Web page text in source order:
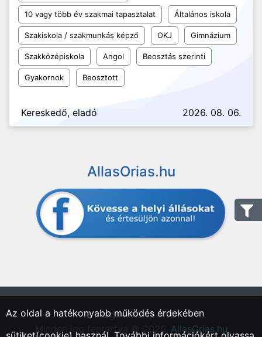
10 vagy több év szakmai tapasztalat Általános iskola
Szakiskola / szakmunkás képző OKJ Gimnázium
Szakközépiskola Angol Beosztás szerinti
Gyakornok Beosztott
Kereskedő, eladó 2026. 08. 06.
AllasOrias.hu
"Országos Állásportál."
Minden jog fentartva © 2026. AllasOrias.hu
Az oldal a hatékonyabb működés érdekében